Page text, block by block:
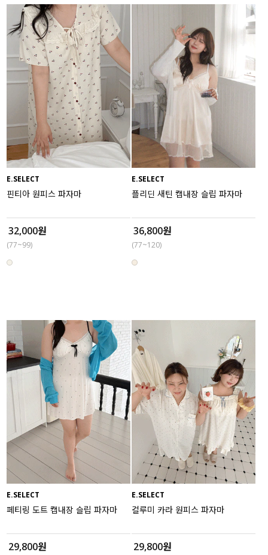
E.SELECT
핀티아 원피스 파자마
32,000원
(77~99)
E.SELECT
플리딘 새틴 캡내장 슬립 파자마
36,800원
(77~120)
E.SELECT
페티링 도트 캡내장 슬립 파자마
29,800원
E.SELECT
컬루미 카라 원피스 파자마
29,800원